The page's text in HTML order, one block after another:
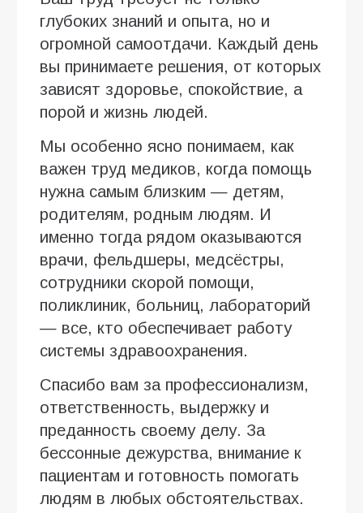
глубоких знаний и опыта, но и
огромной самоотдачи. Каждый день
вы принимаете решения, от которых
зависят здоровье, спокойствие, а
порой и жизнь людей.
Мы особенно ясно понимаем, как
важен труд медиков, когда помощь
нужна самым близким — детям,
родителям, родным людям. И
именно тогда рядом оказываются
врачи, фельдшеры, медсёстры,
сотрудники скорой помощи,
поликлиник, больниц, лабораторий
— все, кто обеспечивает работу
системы здравоохранения.
Спасибо вам за профессионализм,
ответственность, выдержку и
преданность своему делу. За
бессонные дежурства, внимание к
пациентам и готовность помогать
людям в любых обстоятельствах.